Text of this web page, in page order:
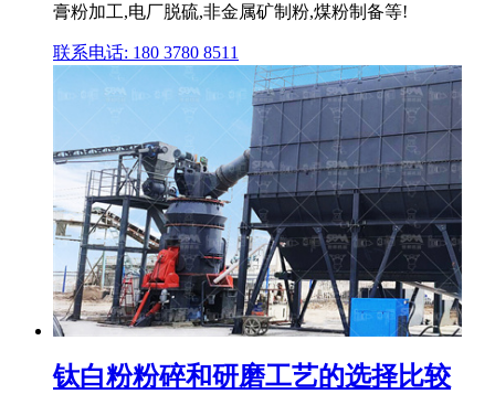
膏粉加工,电厂脱硫,非金属矿制粉,煤粉制备等!
联系电话: 180 3780 8511
钛白粉粉碎和研磨工艺的选择比较